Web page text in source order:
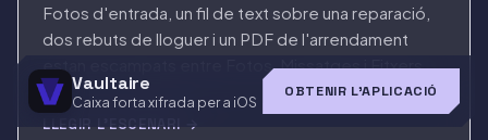
Fotos d'entrada, un fil de text sobre una reparació,
dos rebuts de lloguer i un PDF de l'arrendament
estan escampats entre Fotos, Missatges i Fitxers.
LLEGIR L'ESCENARI →
Vaultaire
Caixa forta xifrada per a iOS
OBTENIR L'APLICACIÓ